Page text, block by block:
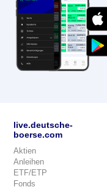
live.deutsche-
boerse.com
Aktien
Anleihen
ETF/ETP
Fonds